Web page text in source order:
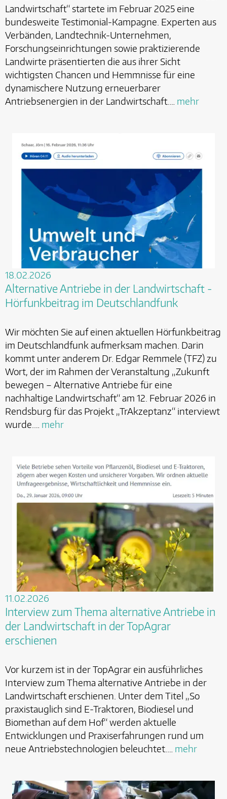
Landwirtschaft“ startete im Februar 2025 eine
bundesweite Testimonial-Kampagne. Experten aus
Verbänden, Landtechnik-Unternehmen,
Forschungseinrichtungen sowie praktizierende
Landwirte präsentierten die aus ihrer Sicht
wichtigsten Chancen und Hemmnisse für eine
dynamischere Nutzung erneuerbarer
Antriebsenergien in der Landwirtschaft.… mehr
18.02.2026
Alternative Antriebe in der Landwirtschaft -
Hörfunkbeitrag im Deutschlandfunk
Wir möchten Sie auf einen aktuellen Hörfunkbeitrag
im Deutschlandfunk aufmerksam machen. Darin
kommt unter anderem Dr. Edgar Remmele (TFZ) zu
Wort, der im Rahmen der Veranstaltung „Zukunft
bewegen – Alternative Antriebe für eine
nachhaltige Landwirtschaft“ am 12. Februar 2026 in
Rendsburg für das Projekt „TrAkzeptanz“ interviewt
wurde.… mehr
11.02.2026
Interview zum Thema alternative Antriebe in
der Landwirtschaft in der TopAgrar
erschienen
Vor kurzem ist in der TopAgrar ein ausführliches
Interview zum Thema alternative Antriebe in der
Landwirtschaft erschienen. Unter dem Titel „So
praxistauglich sind E-Traktoren, Biodiesel und
Biomethan auf dem Hof“ werden aktuelle
Entwicklungen und Praxiserfahrungen rund um
neue Antriebstechnologien beleuchtet.… mehr